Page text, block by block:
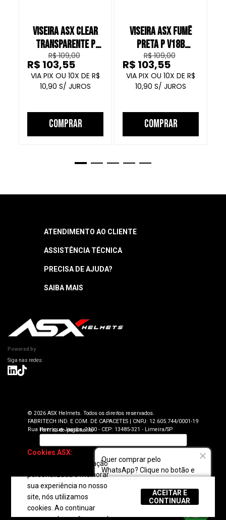
VISEIRA ASX CLEAR
TRANSPARENTE P
V18B CAPACETE
FECHADO
R$ 109,00
10
R$
10,90
R$ 103,55
COMPRAR
VISEIRA ASX FUMÊ
PRETA P V18B
CAPACETE FECHADO
R$ 109,00
10
R$
10,90
R$ 103,55
COMPRAR
ATENDIMENTO AO CLIENTE
Central de Atendimento
Sexta: 8h às 17h
Horário sujeito a alteração
ASSISTÊNCIA TÉCNICA
Garantia
Manuais
PRECISA DE AJUDA?
Como Navegar
Segurança e Privacidade
Cancelamento
SAIBA MAIS
Dúvidas Frequentes
Trabalhe Conosco
Powered by
© 2026 ASX Helmets. Todos os direitos reservados.
FABRITECH IND. E COM. DE CAPACETES | CNPJ: 12.605.744/0001-19
Rua Henrique Jacobs, 2100 - CEP: 13485-321 - Limeira/SP
REGULAR
Quer comprar pelo
WhatsApp? Clique no botão e
Cookies ASX:
oferecer uma navegação
personalizada e melhorar
sua experiência no nosso
site, nós utilizamos
cookies. Ao continuar
ACEITAR E
CONTINUAR